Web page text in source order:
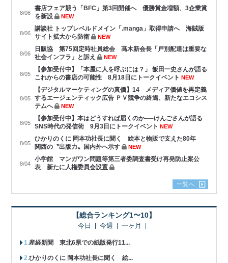
8/06
書店フェア競う「BFC」第3回開催へ 優勝賞金増額、3企業賞
を新設
NEW
8/06
講談社 トップレベルドメイン「.manga」取得申請へ 海賊版
サイト拡大から防衛
NEW
8/06
日販協 第75回定時社員総会 髙木新会長「戸別配達は重要な
社会インフラ」と訴え
NEW
8/05
【参加受付中】「本屋に人を呼ぶには？」 飯田一史さんが語る
これからの書店の可能性 8月18日にトークイベント NEW
8/05
【デジタルマーケティングの真価】14 メディア価値を再定義
するエージェンティック広告 ＰＶ競争の終焉、新たなエコシス
テムへ
NEW
8/05
【参加受付中】本はどうすれば届くのか──けんごさんが語る
SNS時代の発信術 9月3日にトークイベント NEW
8/05
ひかりのくに 岡本功社長に聞く 絵本と物販で支えた80年
関西の〝出版力〟国内外へ示す
NEW
8/04
小学館 マンガワン問題等第三者委調査書受け再発防止案公
表 新たに人権委員会設置
一覧へ
【総合ランキング1〜10】
今日 今週 一ヶ月
産経新聞 東北6県での紙版発行11...
ひかりのくに 岡本功社長に聞く 絵...